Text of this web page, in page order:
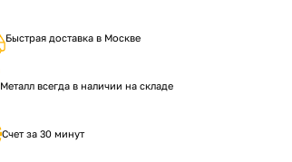
Быстрая доставка в Москве
Металл всегда в наличии на складе
Счет за 30 минут